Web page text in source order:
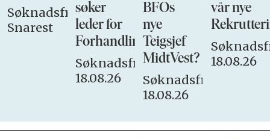
Søknadsfrist:
Snarest
søker
leder for
Forhandlingsutvalget
Søknadsfrist:
18.08.26
BFOs
nye
Teigsjef
MidtVest?
Søknadsfrist:
18.08.26
vår nye
18.08.26